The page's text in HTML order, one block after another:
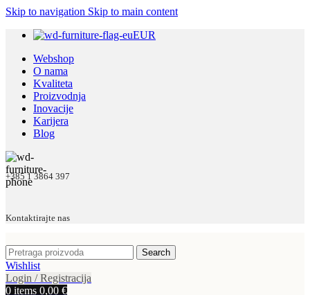
Skip to navigation Skip to main content
EUR
Webshop
O nama
Kvaliteta
Proizvodnja
Inovacije
Karijera
Blog
+385 1 3864 397
Kontaktirajte nas
Search
Wishlist
Login / Registracija
0 items 0,00 €